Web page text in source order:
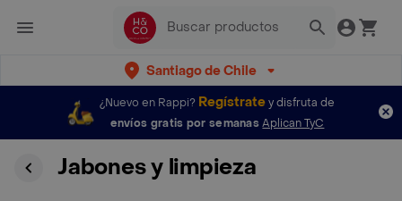
Santiago de Chile
¿Nuevo en Rappi? Regístratey disfruta de
envíos gratis por semanas Aplican TyC
Jabones y limpieza